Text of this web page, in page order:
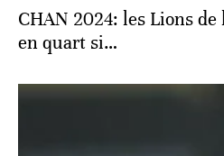
CHAN 2024: les Lions de
en quart si…